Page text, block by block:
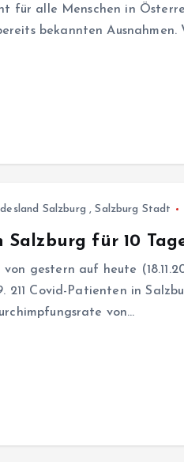
für alle Menschen in
bekannten Ausnahmen.
Salzburg ,Salzburg Stadt
für 10
gestern auf heute
211 Covid-Patienten in
von…